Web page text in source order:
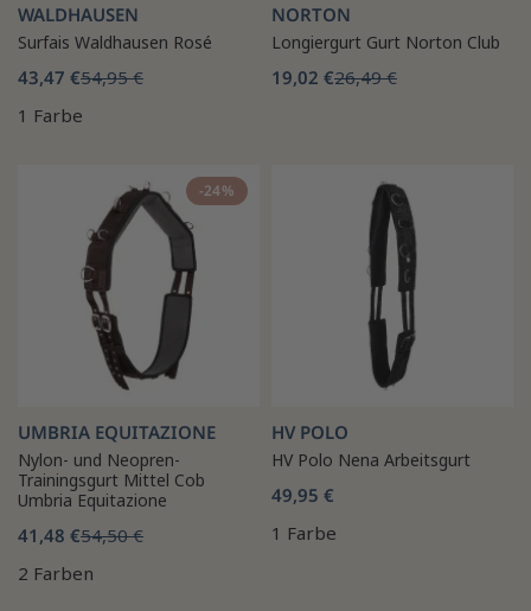
WALDHAUSEN
Surfais Waldhausen Rosé
43,47 €54,95 €
1 Farbe
NORTON
Longiergurt Gurt Norton Club
19,02 €26,49 €
-24%
UMBRIA EQUITAZIONE
Nylon- und Neopren-
Trainingsgurt Mittel Cob
Umbria Equitazione
41,48 €54,50 €
2 Farben
HV POLO
HV Polo Nena Arbeitsgurt
49,95 €
1 Farbe